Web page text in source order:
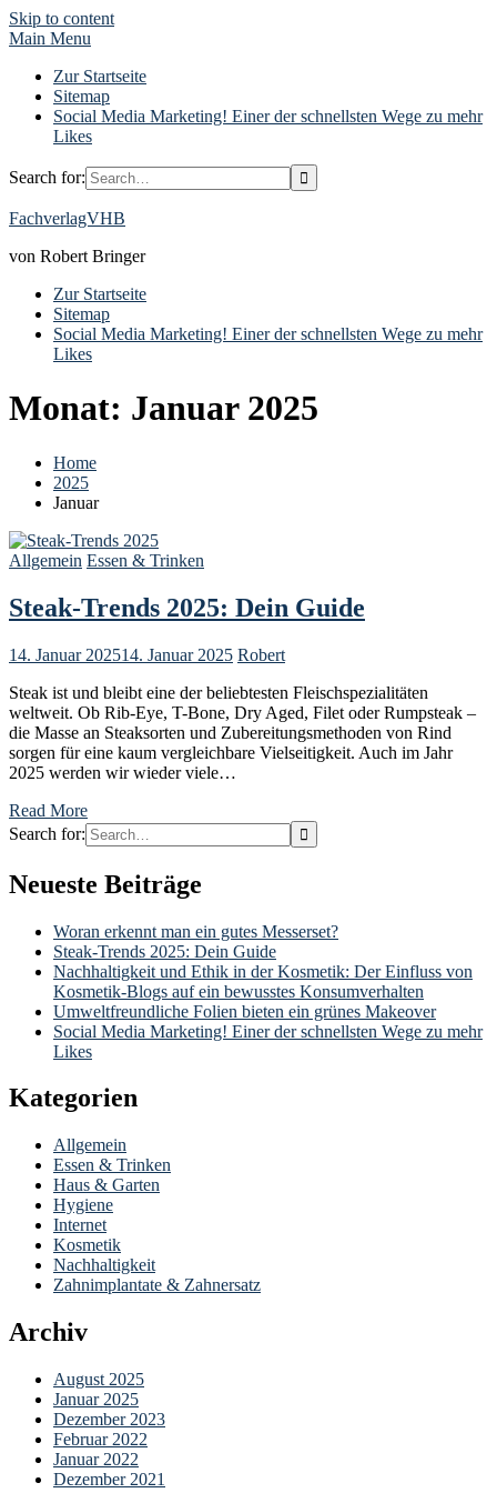
Skip to content
Main Menu
Zur Startseite
Sitemap
Social Media Marketing! Einer der schnellsten Wege zu mehr
Likes
Search for:
FachverlagVHB
von Robert Bringer
Zur Startseite
Sitemap
Social Media Marketing! Einer der schnellsten Wege zu mehr
Likes
Monat: Januar 2025
Home
2025
Januar
Allgemein Essen & Trinken
Steak-Trends 2025: Dein Guide
14. Januar 202514. Januar 2025 Robert
Steak ist und bleibt eine der beliebtesten Fleischspezialitäten
weltweit. Ob Rib-Eye, T-Bone, Dry Aged, Filet oder Rumpsteak –
die Masse an Steaksorten und Zubereitungsmethoden von Rind
sorgen für eine kaum vergleichbare Vielseitigkeit. Auch im Jahr
2025 werden wir wieder viele…
Read More
Search for:
Neueste Beiträge
Woran erkennt man ein gutes Messerset?
Steak-Trends 2025: Dein Guide
Nachhaltigkeit und Ethik in der Kosmetik: Der Einfluss von
Kosmetik-Blogs auf ein bewusstes Konsumverhalten
Umweltfreundliche Folien bieten ein grünes Makeover
Social Media Marketing! Einer der schnellsten Wege zu mehr
Likes
Kategorien
Allgemein
Essen & Trinken
Haus & Garten
Hygiene
Internet
Kosmetik
Nachhaltigkeit
Zahnimplantate & Zahnersatz
Archiv
August 2025
Januar 2025
Dezember 2023
Februar 2022
Januar 2022
Dezember 2021